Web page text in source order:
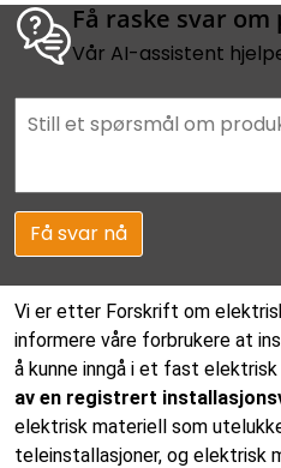
Få svar nå
Få raske svar
Vår AI-assistent
Vi er etter Forskrift om
informere våre forbrukere at
å kunne inngå i et fast
av en registrert
elektrisk materiell som
teleinstallasjoner, og elektrisk